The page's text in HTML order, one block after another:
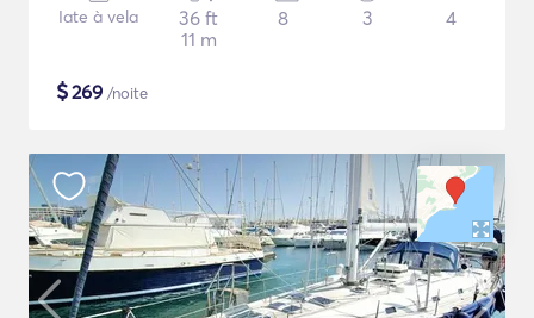
Iate à vela
36 ft
11 m
8 3 4
$269 /noite